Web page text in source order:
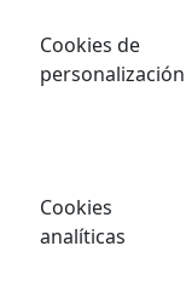
Cookies de
personalización
Cookies
analíticas